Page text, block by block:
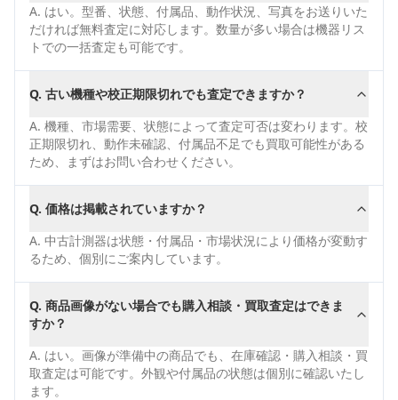
A. はい。型番、状態、付属品、動作状況、写真をお送りいた
だければ無料査定に対応します。数量が多い場合は機器リス
トでの一括査定も可能です。
Q. 古い機種や校正期限切れでも査定できますか？
A. 機種、市場需要、状態によって査定可否は変わります。校
正期限切れ、動作未確認、付属品不足でも買取可能性がある
ため、まずはお問い合わせください。
Q. 価格は掲載されていますか？
A. 中古計測器は状態・付属品・市場状況により価格が変動す
るため、個別にご案内しています。
Q. 商品画像がない場合でも購入相談・買取査定はできま
すか？
A. はい。画像が準備中の商品でも、在庫確認・購入相談・買
取査定は可能です。外観や付属品の状態は個別に確認いたし
ます。